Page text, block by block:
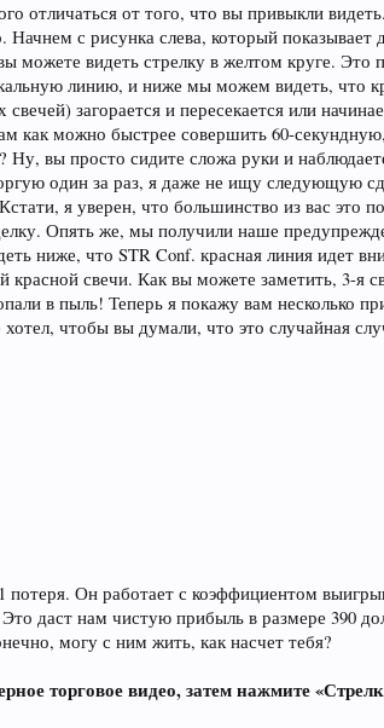
отличаться от того, что вы привыкли
с рисунка слева, который
можете видеть стрелку в желтом круге.
линию, и ниже мы можем видеть, что
загорается и пересекается или
как можно быстрее совершить 60-
вы просто сидите сложа руки и
один за раз, я даже не ищу следующую
я уверен, что большинство из вас
Опять же, мы получили наше
ниже, что STR Conf. красная линия идет
свечи. Как вы можете заметить, 3-я
в пыль! Теперь я покажу вам несколько
чтобы вы думали, что это случайная
Он работает с коэффициентом
Это даст нам чистую прибыль в размере 390
могу с ним жить, как насчет тебя?
торговое видео, затем нажмите